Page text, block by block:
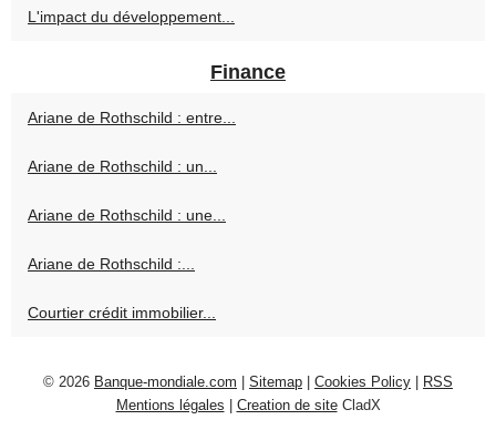
L'impact du développement...
Finance
Ariane de Rothschild : entre...
Ariane de Rothschild : un...
Ariane de Rothschild : une...
Ariane de Rothschild :...
Courtier crédit immobilier...
© 2026 Banque-mondiale.com Sitemap Cookies Policy
RSS
Mentions légales
Creation de siteCladX